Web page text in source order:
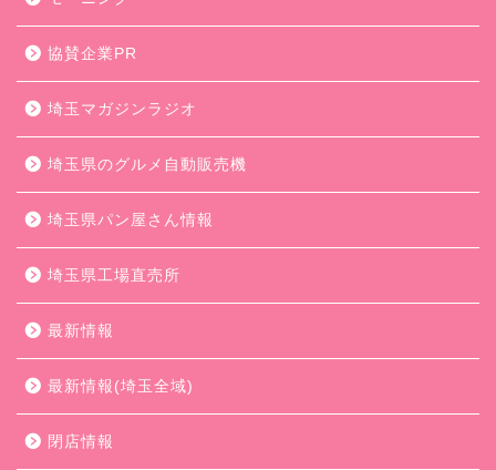
協賛企業PR
埼玉マガジンラジオ
埼玉県のグルメ自動販売機
埼玉県パン屋さん情報
埼玉県工場直売所
最新情報
最新情報(埼玉全域)
閉店情報